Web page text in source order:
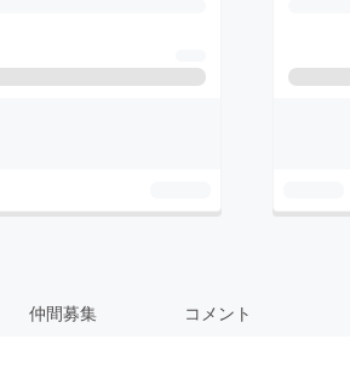
仲間募集 コメント